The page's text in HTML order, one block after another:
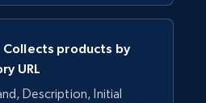
products by
URL
Description, Initial